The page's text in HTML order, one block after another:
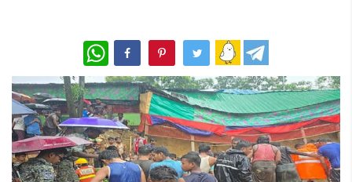
WhatsApp